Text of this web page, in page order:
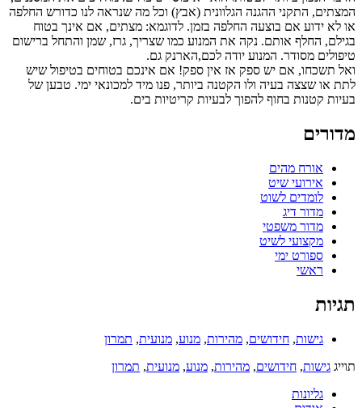
המצתים, התקני ההגנה הגלוונית (אבץ) וכל מה שנראה לנו כדורש החלפה
או לא ידוע אם בוצעה החלפה בזמן. לדוגמא: מצתים, אם אינך בטוח
בגילם, החלף אותם. נקה את המנוע כמו שצריך, גרז, שמן והתחל ברישום
טיפולים מסודר. המנוע יודה לכם,הארנק גם.
ואל תשכחו, אם יש ספק אז אין ספק! אם אינכם בטוחים בטיפול שיש
לתת או שצצה בעיה ולו הקטנה ביותר, פנו מיד למכונאי ימי. טבען של
בעיות קטנות בחוף להפוך לבעיות קריטיות בים.
מדורים
אורח מהים
אירועי שיט
לומדים לשוט
מדור דיג
מדור משפטי
מקצועי לשיט
ספורט ימי
ראשי
תגיות
גישות, חידושים, מהירות, מנוע, מנועית, תמרון
תוייג גישות, חידושים, מהירות, מנוע, מנועית, תמרון
גליונות